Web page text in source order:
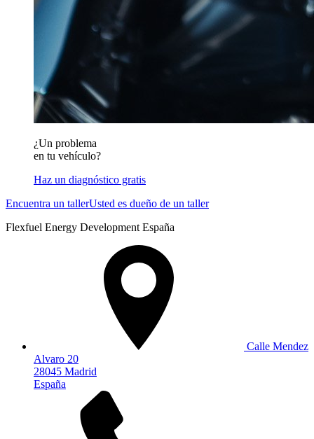
¿Un problema
en tu vehículo?
Haz un diagnóstico gratis
Encuentra un tallerUsted es dueño de un taller
Flexfuel Energy Development España
Calle Mendez
Alvaro 20
28045 Madrid
España